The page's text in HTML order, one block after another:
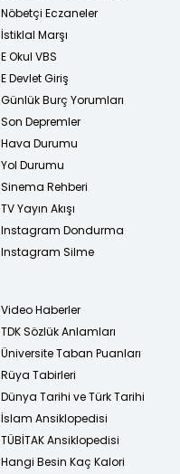
Nöbetçi Eczaneler
İstiklal Marşı
E Okul VBS
E Devlet Giriş
Günlük Burç Yorumları
Son Depremler
Hava Durumu
Yol Durumu
Sinema Rehberi
TV Yayın Akışı
Instagram Dondurma
Instagram Silme
Video Haberler
TDK Sözlük Anlamları
Üniversite Taban Puanları
Rüya Tabirleri
Dünya Tarihi ve Türk Tarihi
İslam Ansiklopedisi
TÜBİTAK Ansiklopedisi
Hangi Besin Kaç Kalori